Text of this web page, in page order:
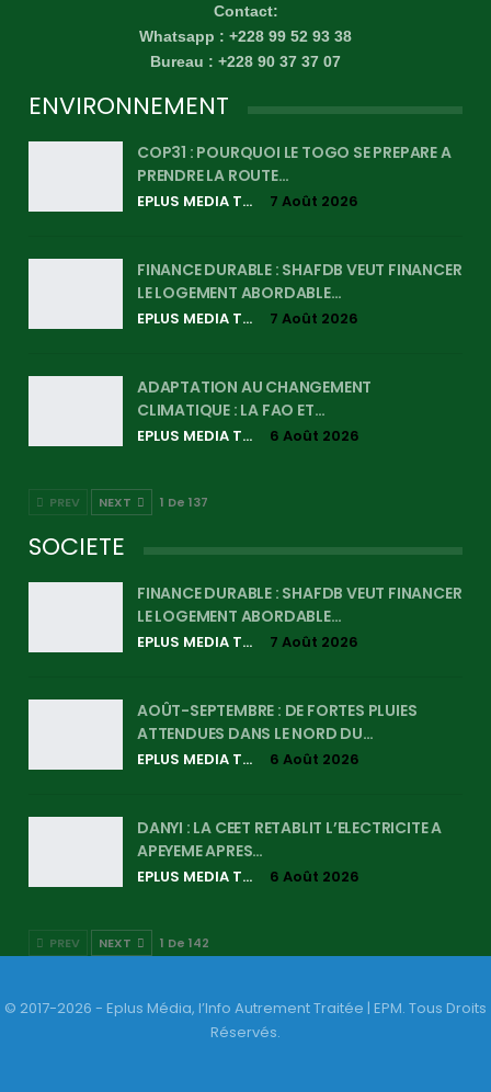
Contact:
Whatsapp : +228 99 52 93 38
Bureau : +228 90 37 37 07
ENVIRONNEMENT
COP31 : POURQUOI LE TOGO SE PREPARE A
PRENDRE LA ROUTE…
EPLUS MEDIA TV 7 Août 2026
FINANCE DURABLE : SHAFDB VEUT FINANCER
LE LOGEMENT ABORDABLE…
EPLUS MEDIA TV 7 Août 2026
ADAPTATION AU CHANGEMENT
CLIMATIQUE : LA FAO ET…
EPLUS MEDIA TV 6 Août 2026
PREV NEXT 1 De 137
SOCIETE
FINANCE DURABLE : SHAFDB VEUT FINANCER
LE LOGEMENT ABORDABLE…
EPLUS MEDIA TV 7 Août 2026
AOÛT-SEPTEMBRE : DE FORTES PLUIES
ATTENDUES DANS LE NORD DU…
EPLUS MEDIA TV 6 Août 2026
DANYI : LA CEET RETABLIT L’ELECTRICITE A
APEYEME APRES…
EPLUS MEDIA TV 6 Août 2026
PREV NEXT 1 De 142
© 2017-2026 - Eplus Média, l’Info Autrement Traitée | EPM. Tous Droits
Réservés.